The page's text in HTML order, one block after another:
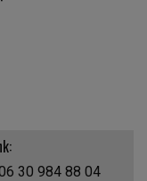
30 984 88 04